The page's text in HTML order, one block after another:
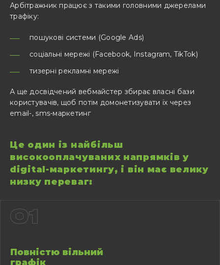
Арбітражник працює з такими головними джерелами
трафіку:
пошукові системи (Google Ads)
соціальні мережі (Facebook, Instagram, TikTok)
тизерні рекламні мережі
А ще досвідчений вебмайстер збирає власні бази
користувачів, щоб потім домонетизувати їх через
email-, sms-маркетинг
Це один із найбільш
високооплачуваних напрямків у
digital-маркетингу, і він має велику
низку переваг:
01
Повністю вільний
графік